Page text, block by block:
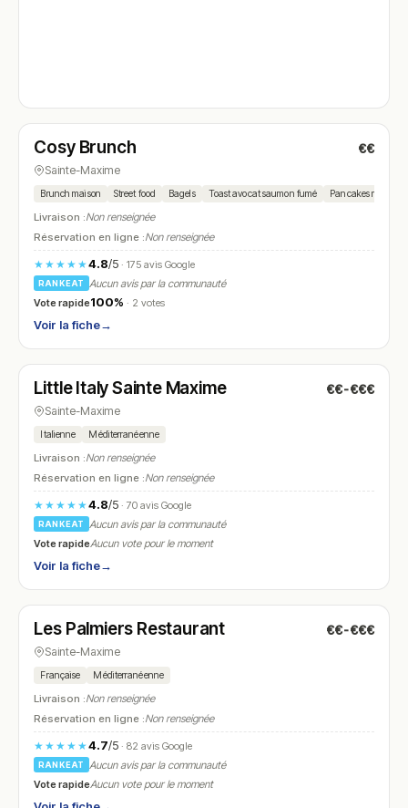
N° 4
Cosy Brunch €€
Sainte-Maxime
Brunch maison Street food Bagels Toast avocat saumon fumé Pancakes maison
Livraison :Non renseignée
Réservation en ligne :Non renseignée
★★★★★4.8/5· 175 avis Google
RANKEAT
Aucun avis par la communauté
Vote rapide100% · 2 votes
Voir la fiche→
N° 5
Little Italy Sainte Maxime €€-€€€
Sainte-Maxime
Italienne Méditerranéenne
Livraison :Non renseignée
Réservation en ligne :Non renseignée
★★★★★4.8/5· 70 avis Google
RANKEAT
Aucun avis par la communauté
Vote rapideAucun vote pour le moment
Voir la fiche→
N° 6
Les Palmiers Restaurant €€-€€€
Sainte-Maxime
Française Méditerranéenne
Livraison :Non renseignée
Réservation en ligne :Non renseignée
★★★★★4.7/5· 82 avis Google
RANKEAT
Aucun avis par la communauté
Vote rapideAucun vote pour le moment